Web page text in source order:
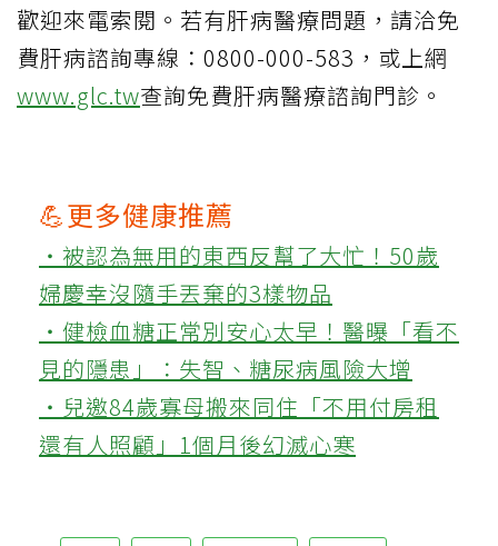
歡迎來電索閱。若有肝病醫療問題，請洽免
費肝病諮詢專線：0800-000-583，或上網
www.glc.tw查詢免費肝病醫療諮詢門診。
💪更多健康推薦
‧被認為無用的東西反幫了大忙！50歲
婦慶幸沒隨手丟棄的3樣物品
‧健檢血糖正常別安心太早！醫曝「看不
見的隱患」：失智、糖尿病風險大增
‧兒邀84歲寡母搬來同住「不用付房租
還有人照顧」1個月後幻滅心寒